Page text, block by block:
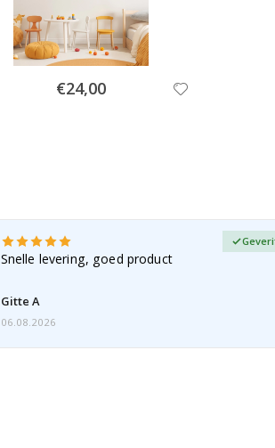
Special
Price
€24,00
Snelle levering, goed product
Gitte A
06.08.2026